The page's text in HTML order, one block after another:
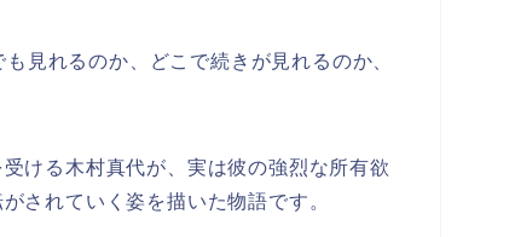
見れるのか、どこで続きが見れるのか、
ける木村真代が、実は彼の強烈な所有欲
されていく姿を描いた物語です。